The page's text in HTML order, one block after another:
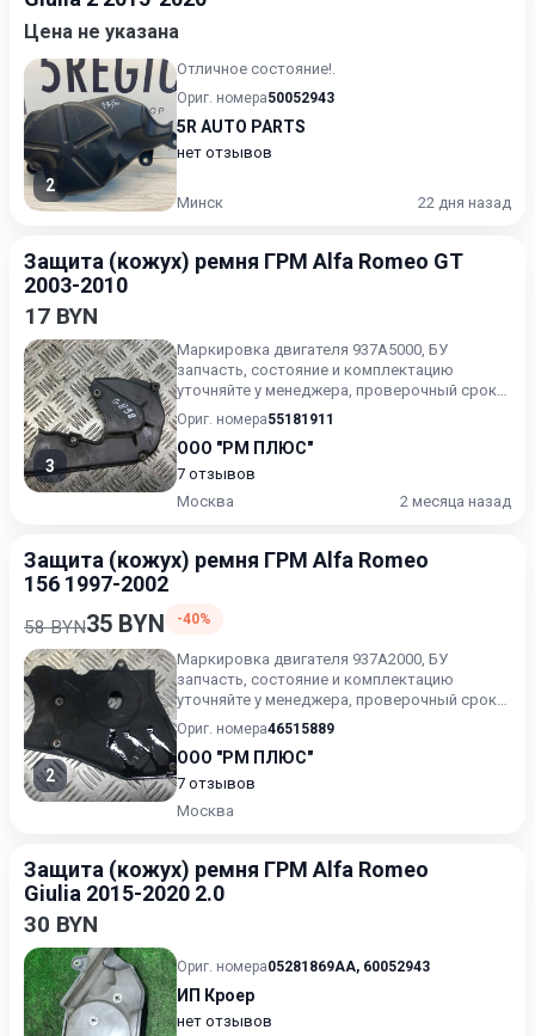
Цена не указана
2
Отличное состояние!.
Ориг. номера50052943
5R AUTO PARTS
нет отзывов
Минск 22 дня назад
Защита (кожух) ремня ГРМ Alfa Romeo GT
2003-2010
17 BYN
3
Маркировка двигателя 937A5000, БУ
запчасть, состояние и комплектацию
уточняйте у менеджера, проверочный срок
от 14 до 30 дней.
Ориг. номера55181911
ООО "РМ ПЛЮС"
7 отзывов
Москва
2 месяца назад
Защита (кожух) ремня ГРМ Alfa Romeo
156 1997-2002
58 BYN35 BYN -40%
2
Маркировка двигателя 937A2000, БУ
запчасть, состояние и комплектацию
уточняйте у менеджера, проверочный срок
от 14 до 30 дней.
Ориг. номера46515889
ООО "РМ ПЛЮС"
7 отзывов
Москва
Защита (кожух) ремня ГРМ Alfa Romeo
Giulia 2015-2020 2.0
30 BYN
Ориг. номера05281869AA, 60052943
ИП Кроер
нет отзывов